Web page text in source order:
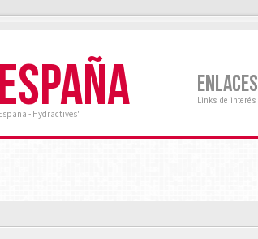
- Hydractives"
ENLACES
Links de interés